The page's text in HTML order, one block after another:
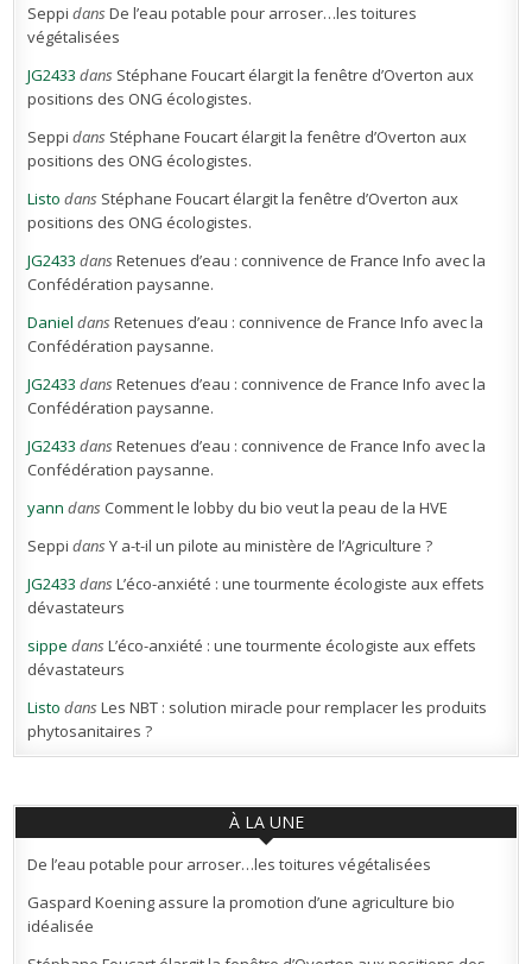
Seppi dansDe l’eau potable pour arroser…les toitures
végétalisées
JG2433 dans Stéphane Foucart élargit la fenêtre d’Overton aux
positions des ONG écologistes.
Seppi dans Stéphane Foucart élargit la fenêtre d’Overton aux
positions des ONG écologistes.
Listo dans Stéphane Foucart élargit la fenêtre d’Overton aux
positions des ONG écologistes.
JG2433 dansRetenues d’eau : connivence de France Info avec la
Confédération paysanne.
Daniel dansRetenues d’eau : connivence de France Info avec la
Confédération paysanne.
JG2433 dansRetenues d’eau : connivence de France Info avec la
Confédération paysanne.
JG2433 dansRetenues d’eau : connivence de France Info avec la
Confédération paysanne.
yann dans Comment le lobby du bio veut la peau de la HVE
Seppi dansY a-t-il un pilote au ministère de l’Agriculture ?
JG2433 dansL’éco-anxiété : une tourmente écologiste aux effets
dévastateurs
sippe dansL’éco-anxiété : une tourmente écologiste aux effets
dévastateurs
Listo dansLes NBT : solution miracle pour remplacer les produits
phytosanitaires ?
À LA UNE
De l’eau potable pour arroser…les toitures végétalisées
Gaspard Koening assure la promotion d’une agriculture bio
idéalisée